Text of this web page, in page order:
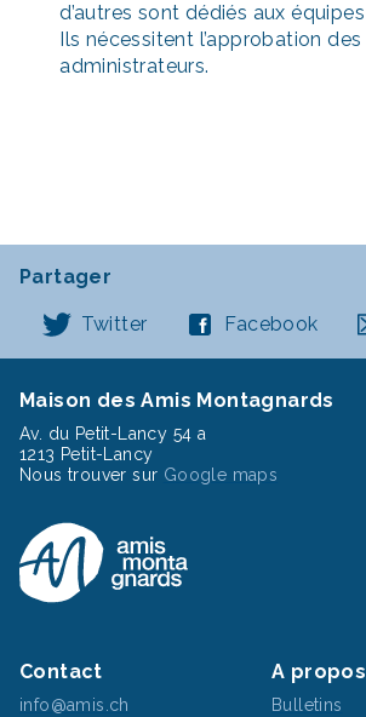
d’autres sont dédiés aux
Ils nécessitent l’approbation des
administrateurs.
Partager
Twitter Facebook
Maison des Amis Montagnards
Av. du Petit-Lancy 54 a
1213 Petit-Lancy
Nous trouver sur Google maps
Contact
info@amis.ch
A
Bulletins